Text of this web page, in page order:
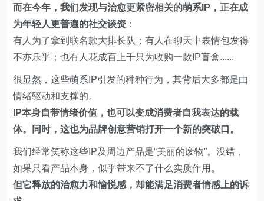
而在今年，我们发现与治愈更紧密相关的萌系IP，正在成
为年轻人更普遍的社交谈资 ：
有人为了拿到联名款大排长队；有人在聊天中表情包发得
不亦乐乎；也有人花成百上千只为收购一款IP盲盒......
很显然，这些萌系IP引发的种种行为，其背后大多都是由
情绪驱动和支撑的。
IP本身自带情绪价值，也可以变成消费者自我表达的载
体。同时，这也为品牌创意营销打开一个新的突破口。
我们经常笑称这些IP及周边产品是“美丽的废物”。没错，
如果只看产品本身，似乎带来不了什么实质作用。
但它释放的治愈力和愉悦感，却能满足消费者情感上的诉